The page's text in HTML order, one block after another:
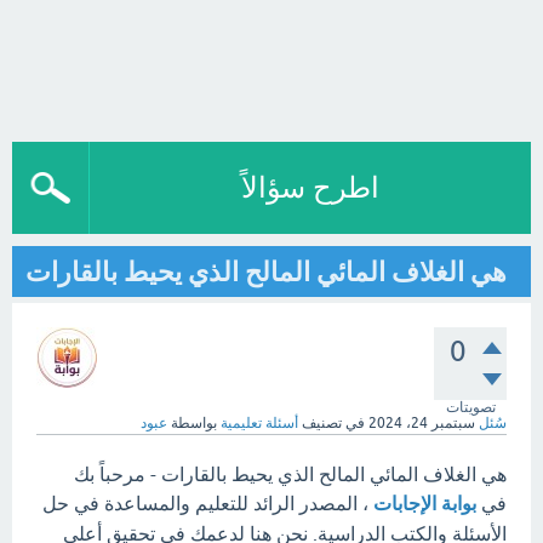
اطرح سؤالاً
هي الغلاف المائي المالح الذي يحيط بالقارات
0
تصويتات
سُئل سبتمبر 24، 2024 في تصنيف أسئلة تعليمية بواسطة عبود
هي الغلاف المائي المالح الذي يحيط بالقارات - مرحباً بك
في بوابة الإجابات ، المصدر الرائد للتعليم والمساعدة في حل
الأسئلة والكتب الدراسية. نحن هنا لدعمك في تحقيق أعلى